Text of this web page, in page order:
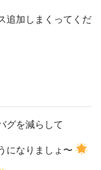
追加しまくってくだ
グを減らして
になりましょ〜